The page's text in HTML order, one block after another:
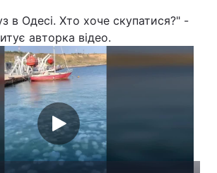
Інциденти
Туризм
Погода
Регіони
в Одесі. Хто хоче скупатися?" -
авторка відео.